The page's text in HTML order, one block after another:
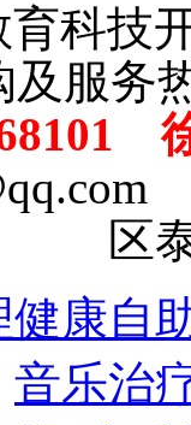
育科
及服务
区
健康自
音乐治